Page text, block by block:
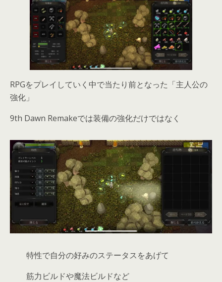
RPGをプレイしていく中で当たり前となった「主人公の
強化」
9th Dawn Remakeでは装備の強化だけではなく
特性で自分の好みのステータスをあげて
筋力ビルドや魔法ビルドなど